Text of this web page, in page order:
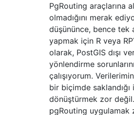
PgRouting araçlarına
olmadığını merak
düşününce, bence tek
yapmak için R veya
olarak, PostGIS dışı
yönlendirme
çalışıyorum.
bir biçimde saklandığı
dönüştürmek zor
pgRouting uygulamak